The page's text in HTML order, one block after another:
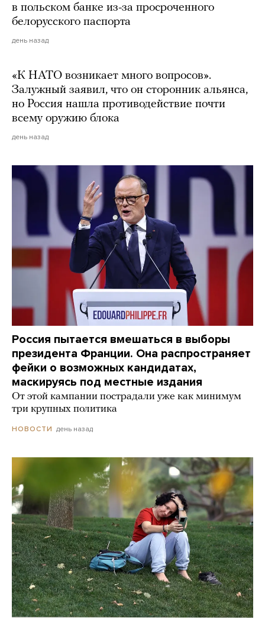
в польском банке из-за просроченного
белорусского паспорта
день назад
«К НАТО возникает много вопросов».
Залужный заявил, что он сторонник альянса,
но Россия нашла противодействие почти
всему оружию блока
день назад
Россия пытается вмешаться в выборы
президента Франции. Она распространяет
фейки о возможных кандидатах,
маскируясь под местные издания
От этой кампании пострадали уже как минимум
три крупных политика
НОВОСТИ день назад